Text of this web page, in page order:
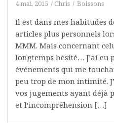
4 mai, 2015 Chris Boissons
Il est dans mes habitudes
articles plus personnels
MMM. Mais concernant
longtemps hésité… J’ai eu
événements qui me
peu trop de mon intimité.
vos jugements ayant déjà
et l’incompréhension […]